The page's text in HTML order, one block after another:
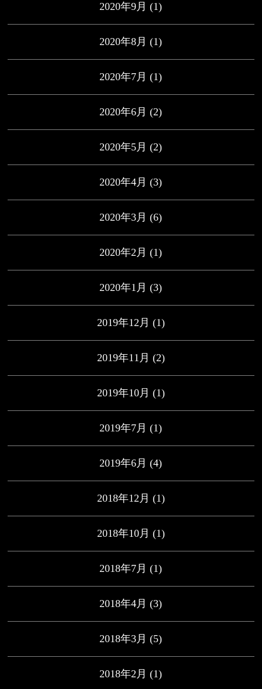
2020年9月 (1)
2020年8月 (1)
2020年7月 (1)
2020年6月 (2)
2020年5月 (2)
2020年4月 (3)
2020年3月 (6)
2020年2月 (1)
2020年1月 (3)
2019年12月 (1)
2019年11月 (2)
2019年10月 (1)
2019年7月 (1)
2019年6月 (4)
2018年12月 (1)
2018年10月 (1)
2018年7月 (1)
2018年4月 (3)
2018年3月 (5)
2018年2月 (1)